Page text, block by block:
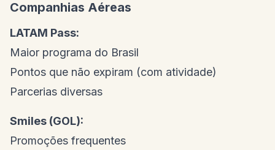
Companhias Aéreas
LATAM Pass:
Maior programa do Brasil
Pontos que não expiram (com atividade)
Parcerias diversas
Smiles (GOL):
Promoções frequentes